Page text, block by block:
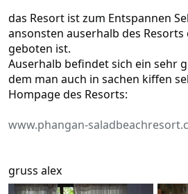
das Resort ist zum Entspannen
ansonsten auserhalb des
geboten ist.
Auserhalb befindet sich ein sehr
dem man auch in sachen kiffen
Hompage des Resorts:
www.phangan-
gruss alex